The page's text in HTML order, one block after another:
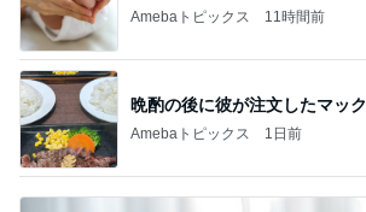
Amebaトピックス 11時間前
晩酌の後に彼が注文したマック
Amebaトピックス 1日前